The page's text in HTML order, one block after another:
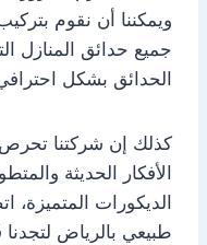
ويمكننا أن نقوم
جميع حدائق المنازل
الحدائق بشكل
كذلك إن شركتنا
الأفكار الحديثة
الديكورات
طبيعي بالرياض